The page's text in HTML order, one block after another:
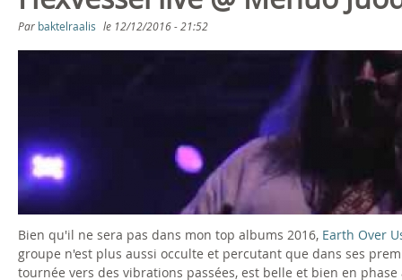
s
ê
e
s
i
c
Par baktelraalis le 12/12/2016 - 21:52
X
V
E
S
Bien qu'il ne sera pas dans mon top albums 2016, Earth Over
groupe n'est plus aussi occulte et percutant que dans ses
tournée vers des vibrations passées, est belle et bien en